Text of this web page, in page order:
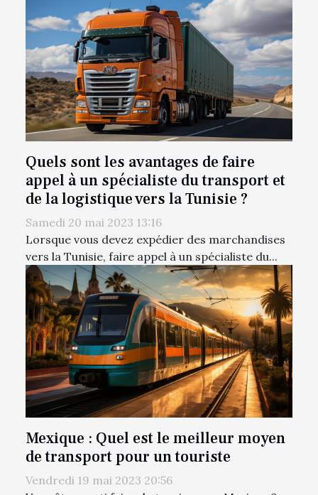
Quels sont les avantages de faire
appel à un spécialiste du transport et
de la logistique vers la Tunisie ?
Samedi 20 mai 2023 13:16
Lorsque vous devez expédier des marchandises
vers la Tunisie, faire appel à un spécialiste du...
Mexique : Quel est le meilleur moyen
de transport pour un touriste
Vendredi 19 mai 2023 20:56